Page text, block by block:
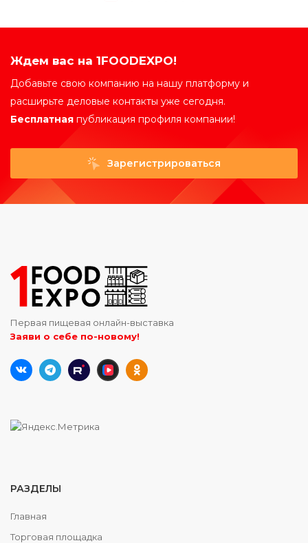
Ждем вас на 1FOODEXPO!
Добавьте свою компанию на нашу платформу и
расширьте деловые контакты уже сегодня.
Бесплатная публикация профиля компании!
Зарегистрироваться
Первая пищевая онлайн-выставка
Заяви о себе по-новому!
РАЗДЕЛЫ
Главная
Торговая площадка